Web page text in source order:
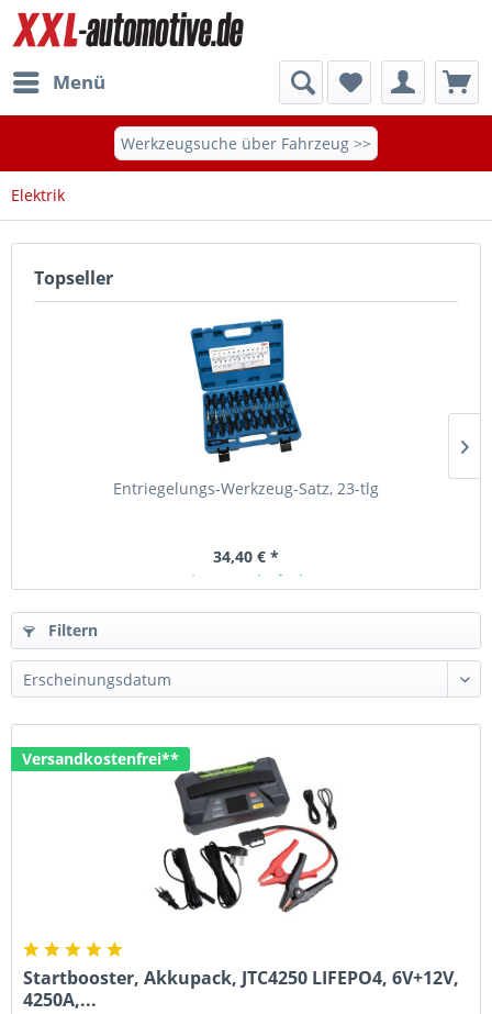
Menü
Werkzeugsuche über Fahrzeug >>
Elektrik
Topseller
Entriegelungs-Werkzeug-Satz, 23-tlg
34,40 € *
Ab Lager lieferbar
Filtern
Versandkostenfrei**
Startbooster, Akkupack, JTC4250 LIFEPO4, 6V+12V,
4250A,...